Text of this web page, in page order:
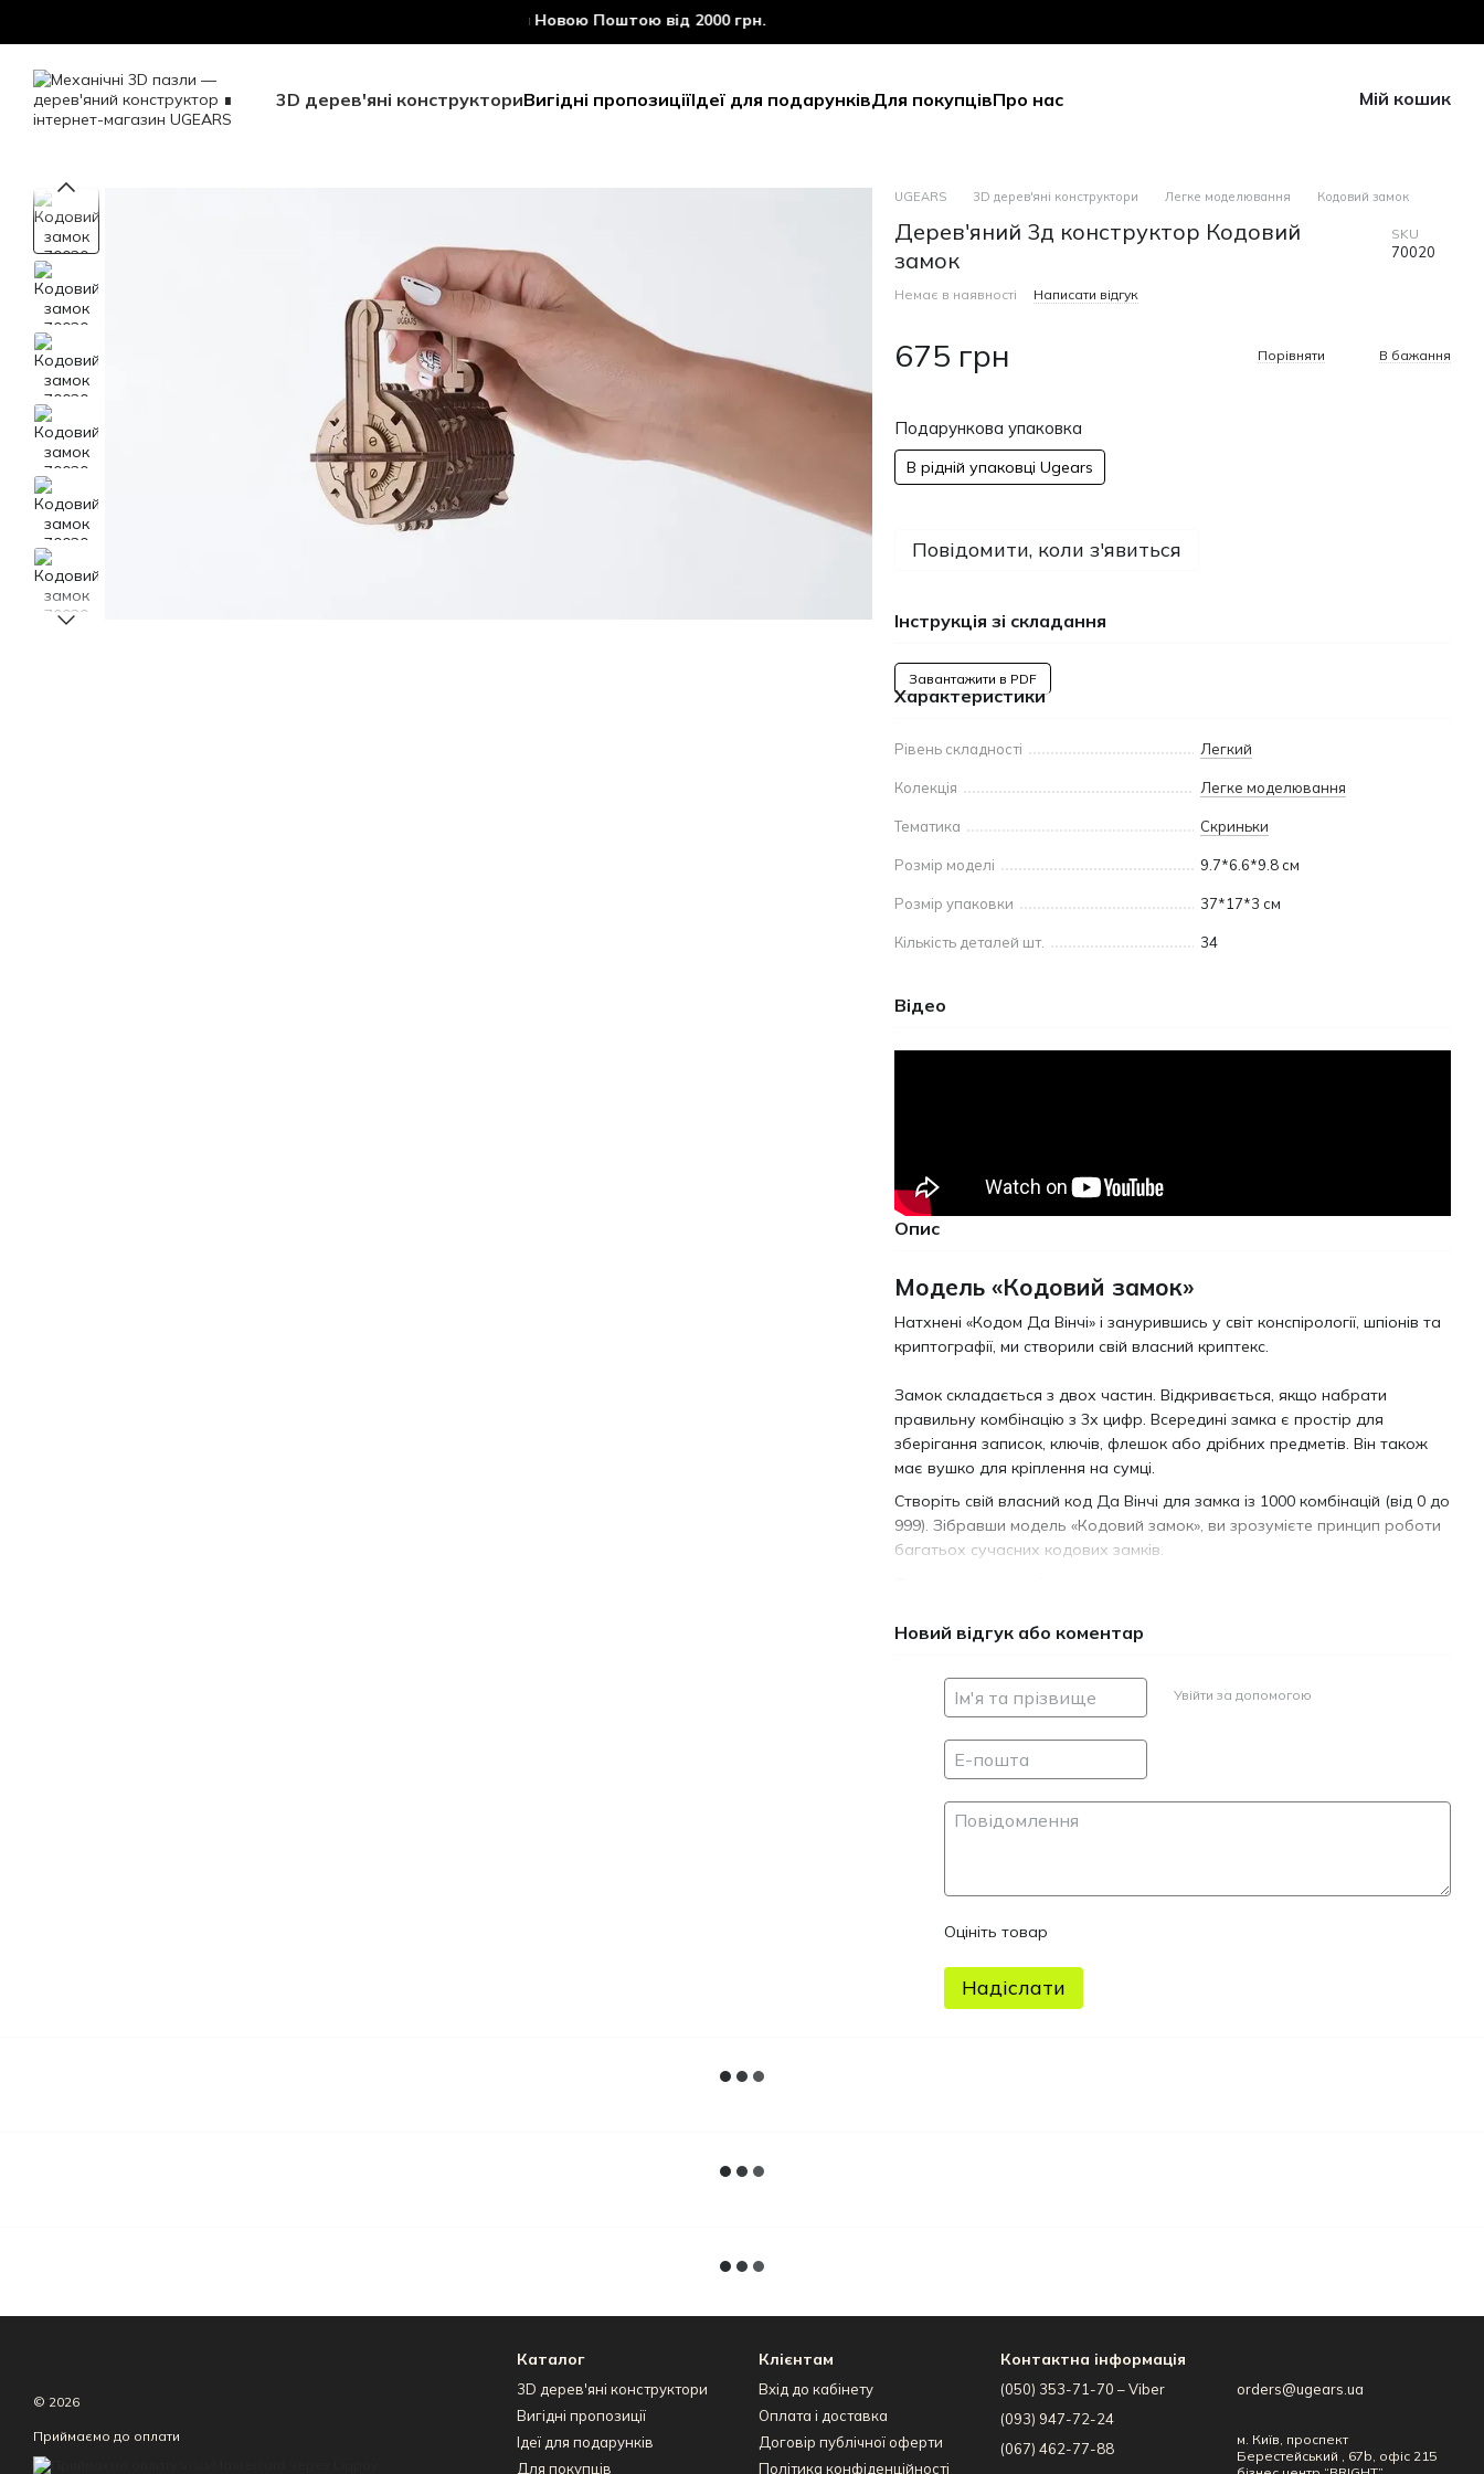
Безкоштовна доставка Новою Поштою від 2000 грн.
3D дерев'яні конструкториВигідні пропозиціїІдеї для подарунківДля покупцівПро нас Мій кошик
UGEARS 3D дерев'яні конструктори Легке моделювання Кодовий замок
Дерев'яний 3д конструктор Кодовий
замок
SKU
70020
Немає в наявності Написати відгук
675 грн Порівняти В бажання
Подарункова упаковка
В рідній упаковці Ugears
Повідомити, коли з'явиться
Інструкція зі складання
Завантажити в PDF
Характеристики
Рівень складності Легкий
Колекція Легке моделювання
Тематика Скриньки
Розмір моделі 9.7*6.6*9.8 см
Розмір упаковки 37*17*3 см
Кількість деталей шт. 34
Відео
Опис
Модель «Кодовий замок»
Натхнені «Кодом Да Вінчі» і занурившись у світ конспірології, шпіонів та
криптографії, ми створили свій власний криптекс.
Замок складається з двох частин. Відкривається, якщо набрати
правильну комбінацію з 3х цифр. Всередині замка є простір для
зберігання записок, ключів, флешок або дрібних предметів. Він також
має вушко для кріплення на сумці.
Створіть свій власний код Да Вінчі для замка із 1000 комбінацій (від 0 до
999). Зібравши модель «Кодовий замок», ви зрозумієте принцип роботи
багатьох сучасних кодових замків.
європейськими лабораторіями і застосовується, також, у виробництві
складання.
Всередині упаковки ви знайдете фанерні дошки, з яких потрібно лише
видавити готові деталі і трансформувати їх в самохідний експрес з
тендером. Вам не знадобляться ані клей, ані спеціальні інструменти.
мовами (українська, англійська, німецька, французька, польська,
Новий відгук або коментар
Увійти за допомогою
Оцініть товар
Надіслати
© 2026
Приймаємо до оплати
Каталог
3D дерев'яні конструктори
Вигідні пропозиції
Ідеї для подарунків
Для покупців
Клієнтам
Вхід до кабінету
Оплата і доставка
Договір публічної оферти
Політика конфіденційності
Контактна інформація
(050) 353-71-70 – Viber
(093) 947-72-24
(067) 462-77-88
orders@ugears.ua
м. Київ, проспект
Берестейський , 67b, офіс 215